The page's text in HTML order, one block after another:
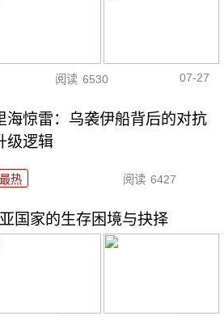
阅读 6530 07-27
海惊雷：乌袭伊船背后的对抗
级逻辑
最热 阅读 6427
国家的生存困境与抉择